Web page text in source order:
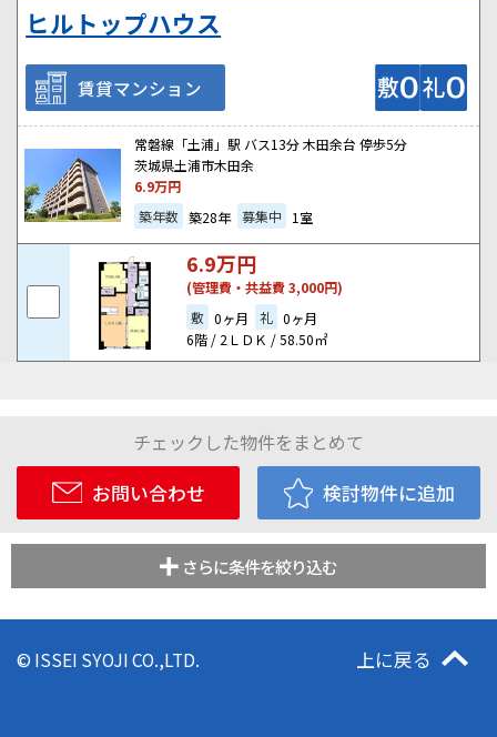
ヒルトップハウス
賃貸マンション
常磐線「土浦」駅 バス13分 木田余台 停歩5分
茨城県土浦市木田余
6.9万円
築年数 築28年 募集中 1室
6.9万円
(管理費・共益費 3,000円)
敷 0ヶ月 礼 0ヶ月
6階 / 2ＬＤＫ / 58.50㎡
チェックした物件をまとめて
お問い合わせ
検討物件に追加
さらに条件を絞り込む
© ISSEI SYOJI CO.,LTD. 上に戻る